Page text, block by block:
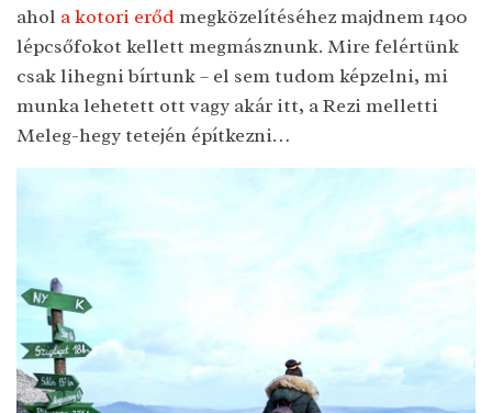
ahol a kotori erődmegközelítéséhez majdnem 1400
lépcsőfokot kellett megmásznunk. Mire felértünk
csak lihegni bírtunk – el sem tudom képzelni, mi
munka lehetett ott vagy akár itt, a Rezi melletti
Meleg-hegy tetején építkezni…